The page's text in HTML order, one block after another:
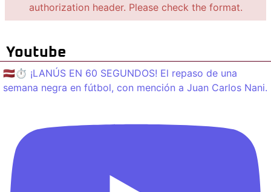
authorization header. Please check the format.
Youtube
🇱🇻⏱️ ¡LANÚS EN 60 SEGUNDOS! El repaso de una
semana negra en fútbol, con mención a Juan Carlos Nani.